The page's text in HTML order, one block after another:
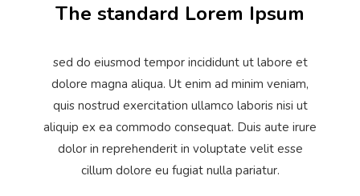
The standard Lorem Ipsum
sed do eiusmod tempor incididunt ut labore et
dolore magna aliqua. Ut enim ad minim veniam,
quis nostrud exercitation ullamco laboris nisi ut
aliquip ex ea commodo consequat. Duis aute irure
dolor in reprehenderit in voluptate velit esse
cillum dolore eu fugiat nulla pariatur.